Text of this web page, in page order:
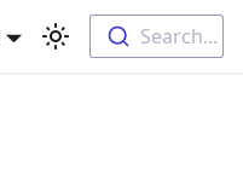
Search...